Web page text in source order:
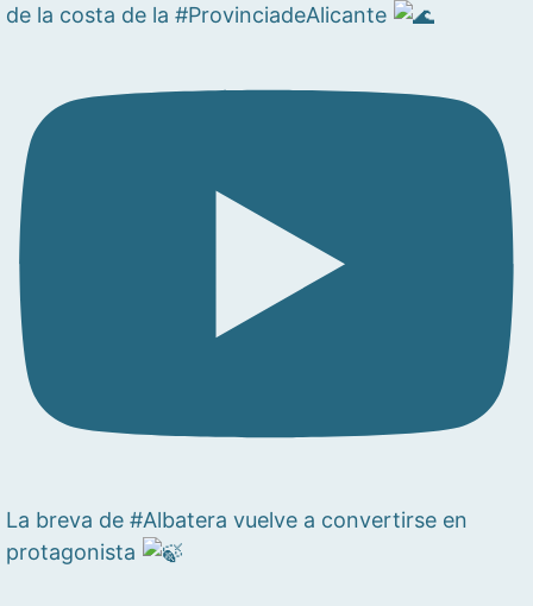
de la costa de la #ProvinciadeAlicante
La breva de #Albatera vuelve a convertirse en
protagonista